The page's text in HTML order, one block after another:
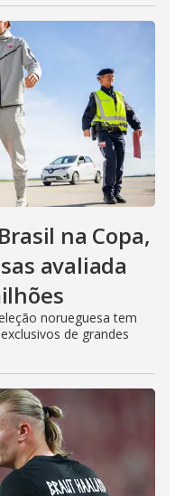
na Copa,
avaliada
norueguesa tem
de grandes